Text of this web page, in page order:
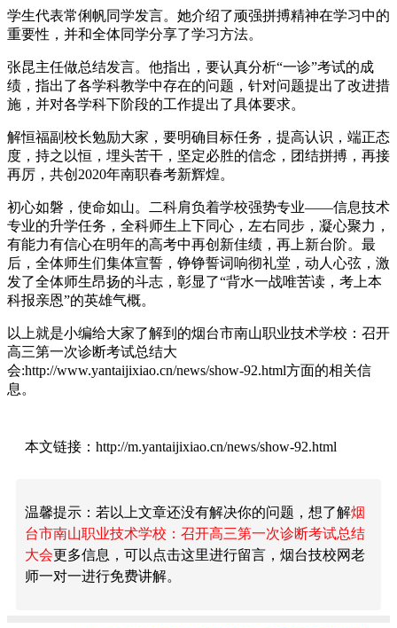
学生代表常俐帆同学发言。她介绍了顽强拼搏精神在学习中的
重要性，并和全体同学分享了学习方法。
张昆主任做总结发言。他指出，要认真分析“一诊”考试的成
绩，指出了各学科教学中存在的问题，针对问题提出了改进措
施，并对各学科下阶段的工作提出了具体要求。
解恒福副校长勉励大家，要明确目标任务，提高认识，端正态
度，持之以恒，埋头苦干，坚定必胜的信念，团结拼搏，再接
再厉，共创2020年南职春考新辉煌。
初心如磐，使命如山。二科肩负着学校强势专业——信息技术
专业的升学任务，全科师生上下同心，左右同步，凝心聚力，
有能力有信心在明年的高考中再创新佳绩，再上新台阶。最
后，全体师生们集体宣誓，铮铮誓词响彻礼堂，动人心弦，激
发了全体师生昂扬的斗志，彰显了“背水一战唯苦读，考上本
科报亲恩”的英雄气概。
以上就是小编给大家了解到的烟台市南山职业技术学校：召开
高三第一次诊断考试总结大
会:http://www.yantaijixiao.cn/news/show-92.html方面的相关信
息。
本文链接：http://m.yantaijixiao.cn/news/show-92.html
温馨提示：若以上文章还没有解决你的问题，想了解烟
台市南山职业技术学校：召开高三第一次诊断考试总结
大会更多信息，可以点击这里进行留言，烟台技校网老
师一对一进行免费讲解。